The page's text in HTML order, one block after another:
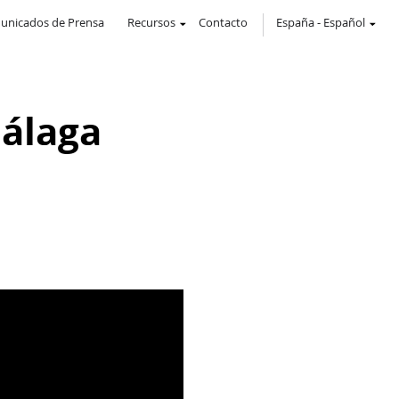
de Prensa Recursos Contacto España- Español